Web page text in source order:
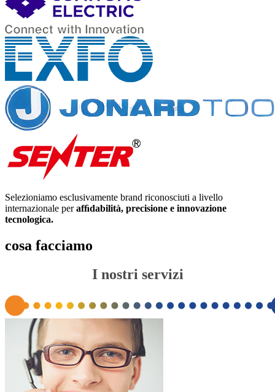
Selezioniamo esclusivamente brand riconosciuti a livello
internazionale perafﬁdabilità, precisione e innovazione
tecnologica.
cosa facciamo
I nostri servizi